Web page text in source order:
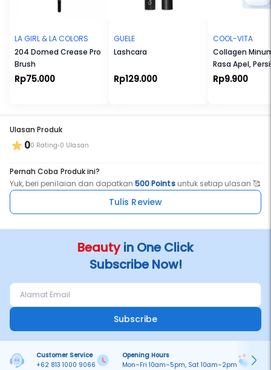
• Tidak menimbulkan komedo
Baik untuk:
• Kulit normal
• Kulit kering
• Kulit sensitif
LA GIRL & LA COLORS
204 Domed Crease Pro
Brush
Rp75.000
GUELE
Lashcara
Rp129.000
COOL-VITA
Collagen
Rasa Apel,
Blueberry
Rp9.900
Ulasan Produk
00 Rating 0 Ulasan
Pernah Coba Produk ini?
Yuk, beri penilaian dan dapatkan500 Pointsuntuk setiap ulasan 🥰
Tulis Review
Beautyin One Click
Subscribe Now!
Subscribe
Customer Service
+62 813 1000 9066
Opening Hours
Mon–Fri 10am–5pm, Sat 10am–2pm